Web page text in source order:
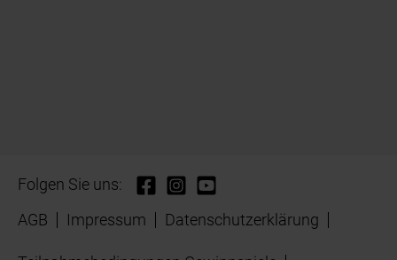
Folgen Sie uns:
AGB
Impressum Datenschutzerklärung